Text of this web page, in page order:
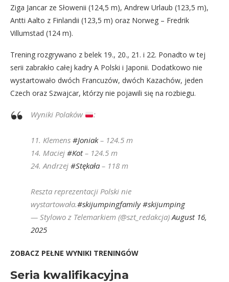
Ziga Jancar ze Słowenii (124,5 m), Andrew Urlaub (123,5 m),
Antti Aalto z Finlandii (123,5 m) oraz Norweg – Fredrik
Villumstad (124 m).
Trening rozgrywano z belek 19., 20., 21. i 22. Ponadto w tej
serii zabrakło całej kadry A Polski i Japonii. Dodatkowo nie
wystartowało dwóch Francuzów, dwóch Kazachów, jeden
Czech oraz Szwajcar, którzy nie pojawili się na rozbiegu.
Wyniki Polaków :
11. Klemens #Joniak– 124.5 m
14. Maciej #Kot– 124.5 m
24. Andrzej #Stękała – 118 m
Reszta reprezentacji Polski nie
wystartowała.#skijumpingfamily #skijumping
— Stylowo z Telemarkiem (@szt_redakcja)August 16,
2025
ZOBACZ PEŁNE WYNIKI TRENINGÓW
Seria kwalifikacyjna